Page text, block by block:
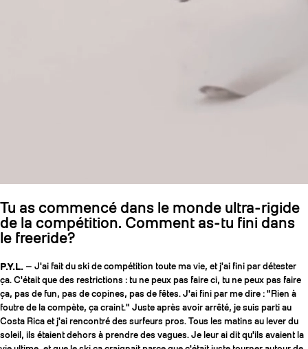
Tu as commencé dans le monde ultra-rigide
de la compétition. Comment as-tu fini dans
le freeride?
P.Y.L. — J'ai fait du ski de compétition toute ma vie, et j'ai fini par détester
ça. C'était que des restrictions : tu ne peux pas faire ci, tu ne peux pas faire
ça, pas de fun, pas de copines, pas de fêtes. J'ai fini par me dire : "Rien à
foutre de la compète, ça craint." Juste après avoir arrêté, je suis parti au
Costa Rica et j'ai rencontré des surfeurs pros. Tous les matins au lever du
soleil, ils étaient dehors à prendre des vagues. Je leur ai dit qu'ils avaient la